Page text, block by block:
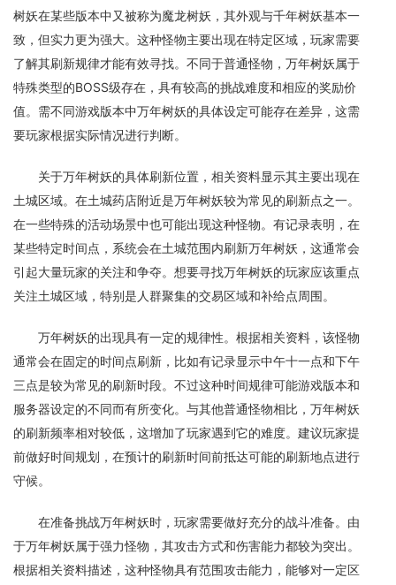
树妖在某些版本中又被称为魔龙树妖，其外观与千年树妖基本一
致，但实力更为强大。这种怪物主要出现在特定区域，玩家需要
了解其刷新规律才能有效寻找。不同于普通怪物，万年树妖属于
特殊类型的BOSS级存在，具有较高的挑战难度和相应的奖励价
值。需不同游戏版本中万年树妖的具体设定可能存在差异，这需
要玩家根据实际情况进行判断。
关于万年树妖的具体刷新位置，相关资料显示其主要出现在
土城区域。在土城药店附近是万年树妖较为常见的刷新点之一。
在一些特殊的活动场景中也可能出现这种怪物。有记录表明，在
某些特定时间点，系统会在土城范围内刷新万年树妖，这通常会
引起大量玩家的关注和争夺。想要寻找万年树妖的玩家应该重点
关注土城区域，特别是人群聚集的交易区域和补给点周围。
万年树妖的出现具有一定的规律性。根据相关资料，该怪物
通常会在固定的时间点刷新，比如有记录显示中午十一点和下午
三点是较为常见的刷新时段。不过这种时间规律可能游戏版本和
服务器设定的不同而有所变化。与其他普通怪物相比，万年树妖
的刷新频率相对较低，这增加了玩家遇到它的难度。建议玩家提
前做好时间规划，在预计的刷新时间前抵达可能的刷新地点进行
守候。
在准备挑战万年树妖时，玩家需要做好充分的战斗准备。由
于万年树妖属于强力怪物，其攻击方式和伤害能力都较为突出。
根据相关资料描述，这种怪物具有范围攻击能力，能够对一定区